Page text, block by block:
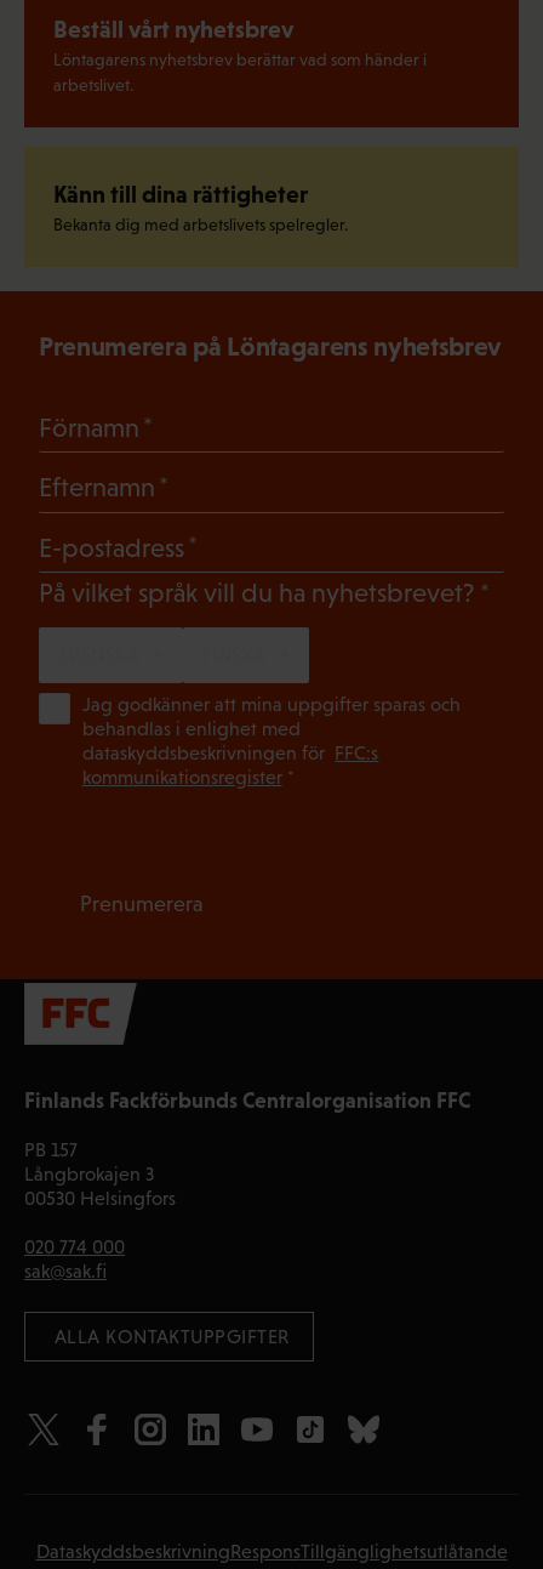
Beställ vårt nyhetsbrev
Löntagarens nyhetsbrev berättar vad som händer i
arbetslivet.
Känn till dina rättigheter
Bekanta dig med arbetslivets spelregler.
Finlands Fackförbunds Centralorganisation FFC
PB 157
Långbrokajen 3
00530 Helsingfors
020 774 000
sak@sak.fi
ALLA KONTAKTUPPGIFTER
Prenumerera på Löntagarens nyhetsbrev
Förnamn
Efternamn
E-postadress
På vilket språk vill du ha nyhetsbrevet?
Jag godkänner att mina uppgifter sparas och
behandlas i enlighet med
dataskyddsbeskrivningen för FFC:s
kommunikationsregister*
Prenumerera
DataskyddsbeskrivningResponsTillgänglighetsutlåtande